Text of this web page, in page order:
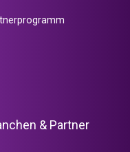
& Partner